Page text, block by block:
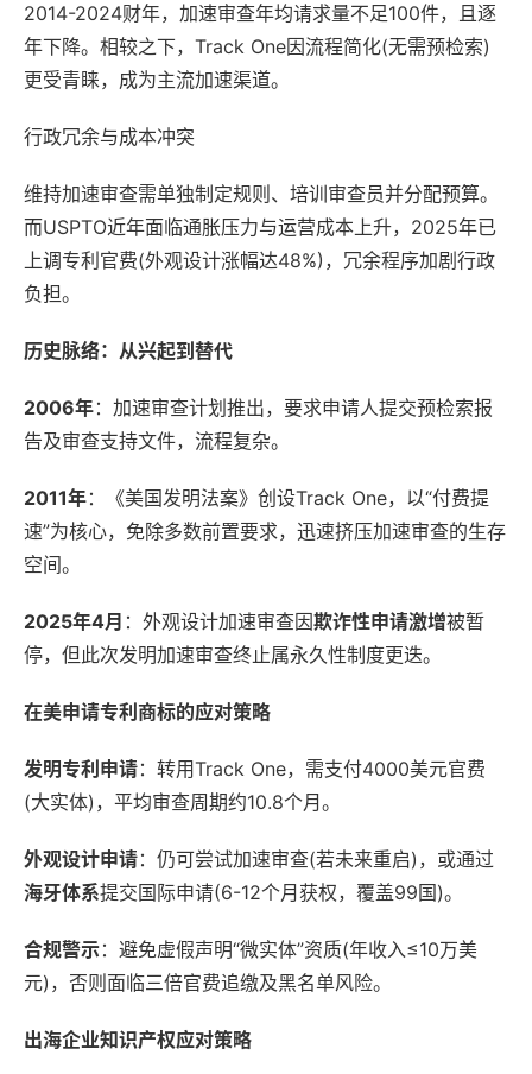
2014-2024财年，加速审查年均请求量不足100件，且逐
年下降。相较之下，Track One因流程简化(无需预检索)
更受青睐，成为主流加速渠道。
行政冗余与成本冲突
维持加速审查需单独制定规则、培训审查员并分配预算。
而USPTO近年面临通胀压力与运营成本上升，2025年已
上调专利官费(外观设计涨幅达48%)，冗余程序加剧行政
负担。
历史脉络：从兴起到替代
2006年：加速审查计划推出，要求申请人提交预检索报
告及审查支持文件，流程复杂。
2011年：《美国发明法案》创设Track One，以“付费提
速”为核心，免除多数前置要求，迅速挤压加速审查的生存
空间。
2025年4月 ：外观设计加速审查因欺诈性申请激增被暂
停，但此次发明加速审查终止属永久性制度更迭。
在美申请专利商标的应对策略
发明专利申请：转用Track One，需支付4000美元官费
(大实体)，平均审查周期约10.8个月。
外观设计申请：仍可尝试加速审查(若未来重启)，或通过
海牙体系提交国际申请(6-12个月获权，覆盖99国)。
合规警示：避免虚假声明“微实体”资质(年收入≤10万美
元)，否则面临三倍官费追缴及黑名单风险。
出海企业知识产权应对策略